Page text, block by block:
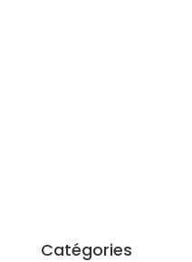
Catégories